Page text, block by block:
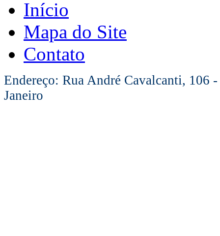
Início
Mapa do Site
Contato
Endereço: Rua André Cavalcanti, 106
Janeiro